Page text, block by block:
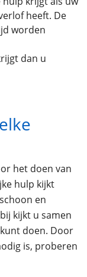
heeft. De
worden
dan u
het doen van
hulp kijkt
en
kijkt u samen
doen. Door
is, proberen